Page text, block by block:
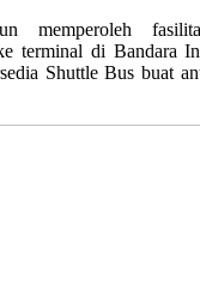
memperoleh
terminal di Bandara
Shuttle Bus buat